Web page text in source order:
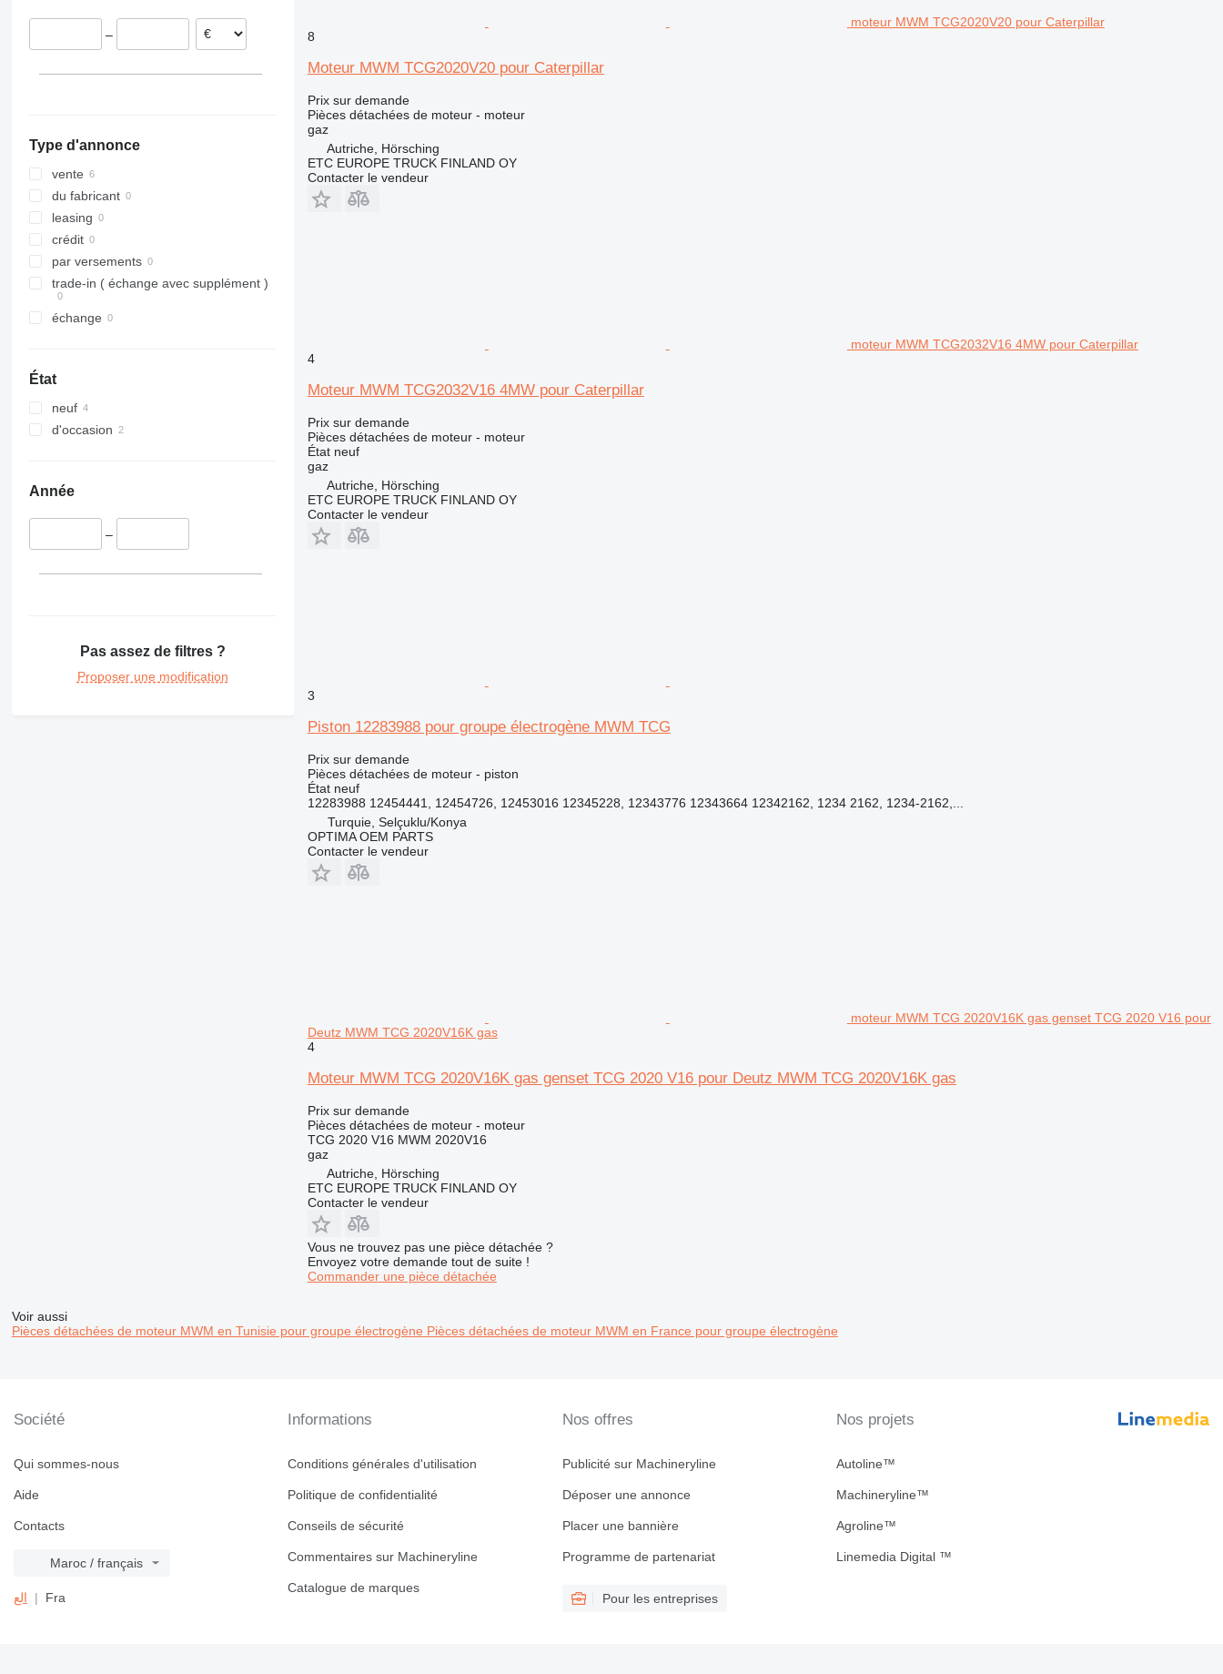
–
Type d'annonce
vente
du fabricant
leasing
crédit
par versements
trade-in ( échange avec supplément )
échange
État
neuf
d'occasion
Année
–
Pas assez de filtres ?
Proposer une modification
moteur MWM TCG2020V20 pour Caterpillar
8
Moteur MWM TCG2020V20 pour Caterpillar
Prix sur demande
Pièces détachées de moteur - moteur
gaz
Autriche, Hörsching
ETC EUROPE TRUCK FINLAND OY
Contacter le vendeur
moteur MWM TCG2032V16 4MW pour Caterpillar
4
Moteur MWM TCG2032V16 4MW pour Caterpillar
Prix sur demande
Pièces détachées de moteur - moteur
Étatneuf
gaz
Autriche, Hörsching
ETC EUROPE TRUCK FINLAND OY
Contacter le vendeur
3
Piston 12283988 pour groupe électrogène MWM TCG
Prix sur demande
Pièces détachées de moteur - piston
Étatneuf
12283988 12454441, 12454726, 12453016 12345228, 12343776 12343664 12342162, 1234 2162, 1234-2162,...
Turquie, Selçuklu/Konya
OPTIMA OEM PARTS
Contacter le vendeur
moteur MWM TCG 2020V16K gas genset TCG 2020 V16 pour
Deutz MWM TCG 2020V16K gas
4
Moteur MWM TCG 2020V16K gas genset TCG 2020 V16 pour Deutz MWM TCG 2020V16K gas
Prix sur demande
Pièces détachées de moteur - moteur
TCG 2020 V16 MWM 2020V16
gaz
Autriche, Hörsching
ETC EUROPE TRUCK FINLAND OY
Contacter le vendeur
Vous ne trouvez pas une pièce détachée ?
Envoyez votre demande tout de suite !
Commander une pièce détachée
Voir aussi
Pièces détachées de moteur MWM en Tunisie pour groupe électrogène Pièces détachées de moteur MWM en France pour groupe électrogène
Société
Qui sommes-nous
Aide
Contacts
Maroc / français
الع Fra
Informations
Conditions générales d'utilisation
Politique de confidentialité
Conseils de sécurité
Commentaires sur Machineryline
Catalogue de marques
Nos offres
Publicité sur Machineryline
Déposer une annonce
Placer une bannière
Programme de partenariat
Pour les entreprises
Nos projets
Autoline™
Machineryline™
Agroline™
Linemedia Digital ™